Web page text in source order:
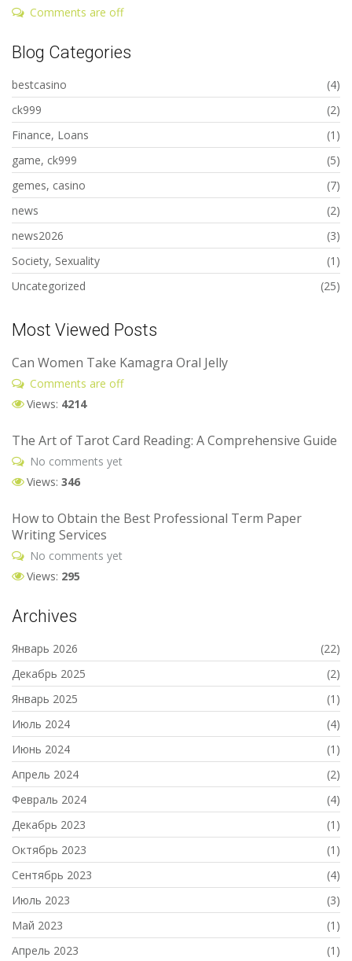
Comments are off
Blog Categories
bestcasino
(4)
ck999
(2)
Finance, Loans
(1)
game, ck999
(5)
gemes, casino
(7)
news
(2)
news2026
(3)
Society, Sexuality
(1)
Uncategorized
(25)
Most Viewed Posts
Can Women Take Kamagra Oral Jelly
Comments are off
Views: 4214
The Art of Tarot Card Reading: A Comprehensive Guide
No comments yet
Views: 346
How to Obtain the Best Professional Term Paper
Writing Services
No comments yet
Views: 295
Archives
Январь 2026
(22)
Декабрь 2025
(2)
Январь 2025
(1)
Июль 2024
(4)
Июнь 2024
(1)
Апрель 2024
(2)
Февраль 2024
(4)
Декабрь 2023
(1)
Октябрь 2023
(1)
Сентябрь 2023
(4)
Июль 2023
(3)
Май 2023
(1)
Апрель 2023
(1)